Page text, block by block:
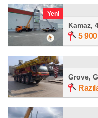
Yeni
Kamaz,
5 900
Grove,